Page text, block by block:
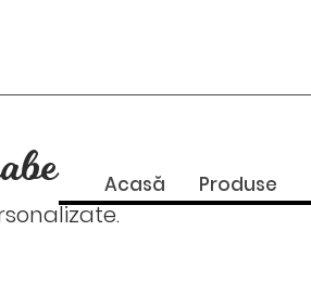
Acasă Produse